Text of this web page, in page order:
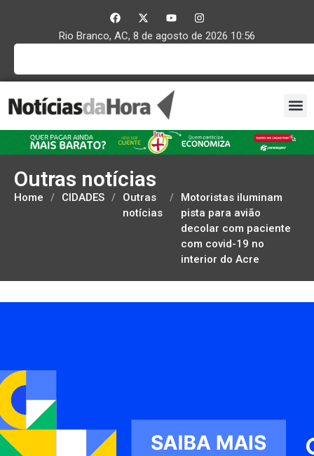
Rio Branco, AC, 8 de agosto de 2026 10:56
Outras notícias
Home / CIDADES /
Outras
notícias
/
Motoristas iluminam
pista para avião
decolar com paciente
com covid-19 no
interior do Acre